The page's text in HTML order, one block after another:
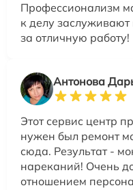
Профессионализм
к делу
за отличную работу!
Антонова
Этот сервис центр
нужен был ремонт
сюда. Результат -
нареканий! Очень
отношением